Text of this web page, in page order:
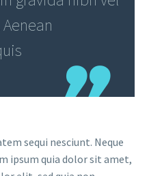
sequi nesciunt. Neque
ipsum quia dolor sit amet,